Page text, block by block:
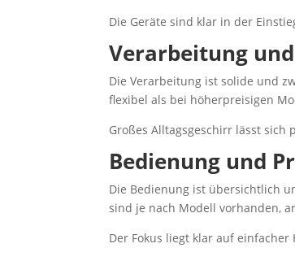
Die Geräte sind klar in der
Verarbeitung
Die Verarbeitung ist solide und
flexibel als bei höherpreisigen
Großes Alltagsgeschirr lässt
Bedienung und
Die Bedienung ist übersichtlich
sind je nach Modell vorhanden,
Der Fokus liegt klar auf einfacher